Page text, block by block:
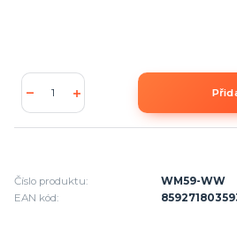
Číslo produktu:
WM59-WW
EAN kód: